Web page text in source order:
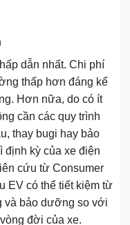
dẫn nhất. Chi phí
thấp hơn đáng kể
Hơn nữa, do có ít
cần các quy trình
thay bugi hay bảo
định kỳ của xe điện
cứu từ Consumer
EV có thể tiết kiệm từ
và bảo dưỡng so với
đời của xe.